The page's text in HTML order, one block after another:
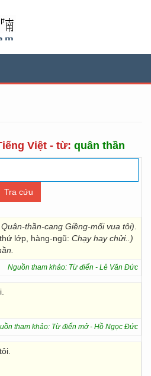
Việt - từ: quân thần
Quân-thần-cang Giềng-mối vua tôi)
lớp, hàng-ngũ: Chạy hay chửi..)
Nguồn tham khảo: Từ điển - Lê Văn Đức
tham khảo: Từ điển mở - Hồ Ngọc Đức